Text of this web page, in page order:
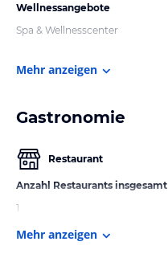
Wellnessangebote
Spa & Wellnesscenter
Mehr anzeigen
Gastronomie
Restaurant
Anzahl Restaurants insgesamt
1
Mehr anzeigen